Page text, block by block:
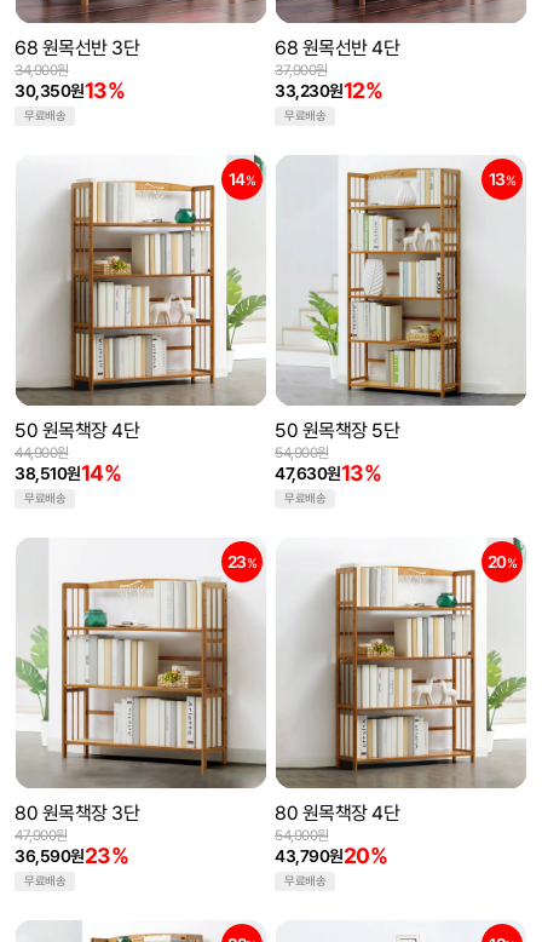
68 원목선반 3단
30,350원13%
34,900원
무료배송
68 원목선반 4단
33,230원12%
37,900원
무료배송
14%
50 원목책장 4단
38,510원14%
44,900원
무료배송
13%
50 원목책장 5단
47,630원13%
54,900원
무료배송
23%
80 원목책장 3단
36,590원23%
47,900원
무료배송
20%
80 원목책장 4단
43,790원20%
54,900원
무료배송